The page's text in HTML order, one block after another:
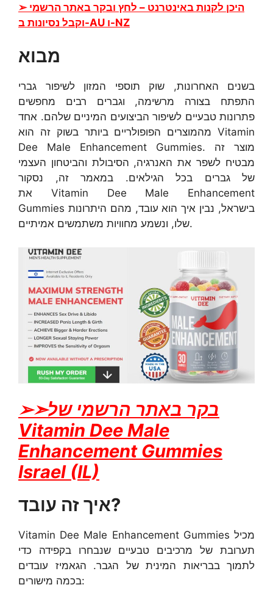
➢ היכן לקנות באינטרנט – לחץ ובקר באתר הרשמי
וקבל נסיונות ב-AU ו-NZ
מבוא
בשנים האחרונות, שוק תוספי המזון לשיפור גברי
התפתח בצורה מרשימה, וגברים רבים מחפשים
פתרונות טבעיים לשיפור הביצועים המיניים שלהם. אחד
מהמוצרים הפופולריים ביותר בשוק זה הוא Vitamin
Dee Male Enhancement Gummies. מוצר זה
מבטיח לשפר את האנרגיה, הסיבולת והביטחון העצמי
של גברים בכל הגילאים. במאמר זה, נסקור
את Vitamin Dee Male Enhancement
Gummies בישראל, נבין איך הוא עובד, מהם היתרונות
שלו, ונשמע מחוויות משתמשים אמיתיים.
➢➣בקר באתר הרשמי של
Vitamin Dee Male
Enhancement Gummies
Israel (IL)
איך זה עובד?
Vitamin Dee Male Enhancement Gummies מכיל
תערובת של מרכיבים טבעיים שנבחרו בקפידה כדי
לתמוך בבריאות המינית של הגבר. הגאמיז עובדים
בכמה מישורים: